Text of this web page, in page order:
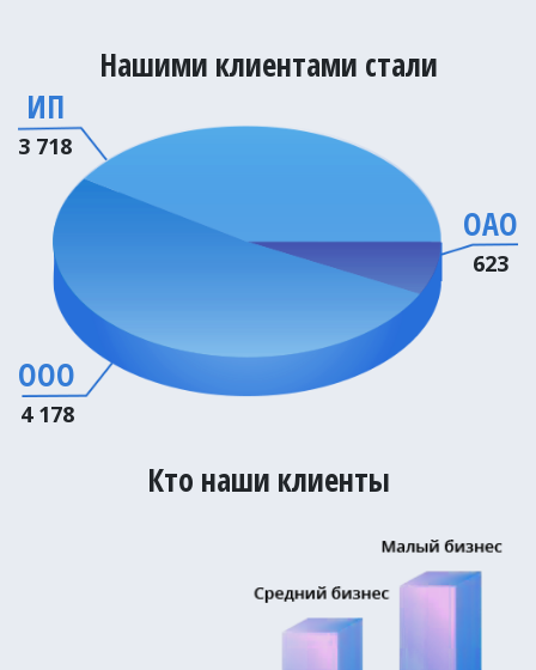
Нашими клиентами стали
ИП
3 718
ОАО
623
ООО
4 178
Кто наши клиенты